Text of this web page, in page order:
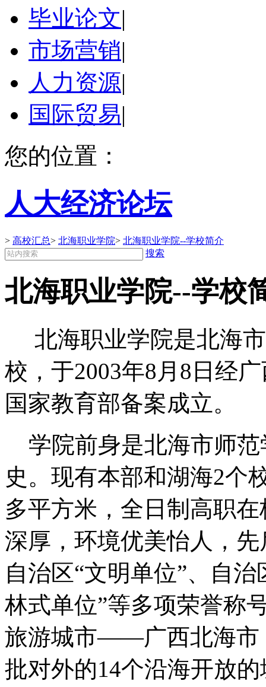
毕业论文|
市场营销|
人力资源|
国际贸易|
您的位置：
人大经济论坛
> 高校汇总> 北海职业学院> 北海职业学院--学校简介
搜索
北海职业学院--学校
北海职业学院是北海
校，于2003年8月8日经
国家教育部备案成立。
学院前身是北海市师范
史。现有本部和湖海2个
多平方米，全日制高职
深厚，环境优美怡人，
自治区“文明单位”、自
林式单位”等多项荣誉称
旅游城市——广西北海市
批对外的14个沿海开放